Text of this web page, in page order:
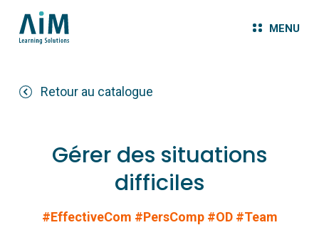
MENU
Retour au catalogue
Gérer des situations
difficiles
#EffectiveCom #PersComp #OD #Team